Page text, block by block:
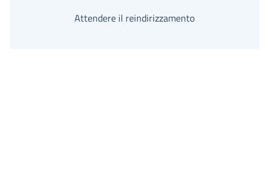
Attendere il reindirizzamento